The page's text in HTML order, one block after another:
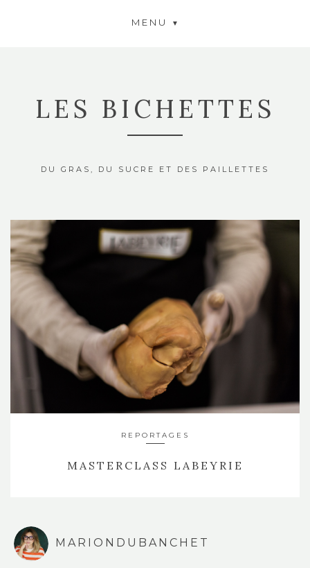
MENU
LES BICHETTES
DU GRAS, DU SUCRE ET DES PAILLETTES
REPORTAGES
MASTERCLASS LABEYRIE
MARIONDUBANCHET